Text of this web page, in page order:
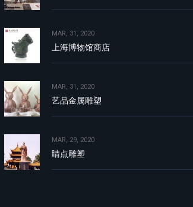
MAR, 31, 2020
上海博物馆商店
MAR, 31, 2020
艺品金属雕塑
MAR, 29, 2020
睛点雕塑